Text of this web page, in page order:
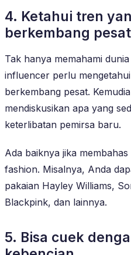
4. Ketahui tren
berkembang pesat
Tak hanya memahami
influencer perlu
berkembang pesat.
mendiskusikan apa yang
keterlibatan pemirsa baru.
Ada baiknya jika
fashion. Misalnya, Anda
pakaian Hayley Williams,
Blackpink, dan lainnya.
5. Bisa cuek